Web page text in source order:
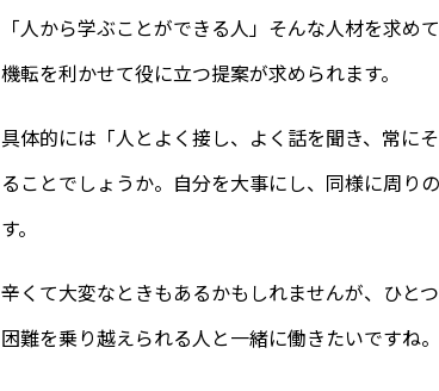
「人から学ぶことができる人」そんな人材を求め
機転を利かせて役に立つ提案が求められます。
具体的には「人とよく接し、よく話を聞き、常に
ることでしょうか。自分を大事にし、同様に周り
す。
辛くて大変なときもあるかもしれませんが、ひと
困難を乗り越えられる人と一緒に働きたいですね。